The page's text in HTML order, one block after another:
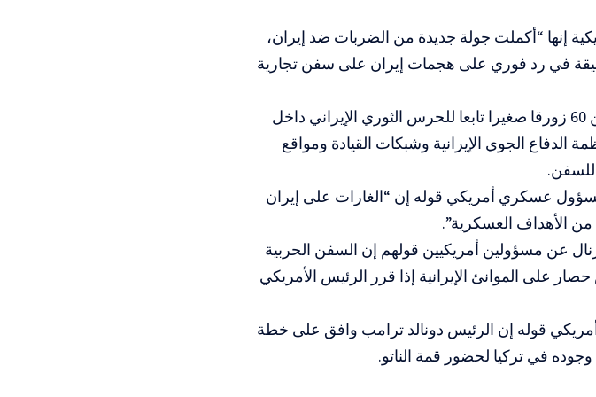
إنها “أكملت جولة جديدة من الضربات ضد إيران،
من 80 موقعا بذخائر دقيقة في رد فوري على هجمات إيران على سفن تجارية
وأضاف البيان أن الضربات استهدفت أكثر من 60 زورقا صغيرا تابعا للحرس الثوري الإيراني داخل
الجوي الإيرانية وشبكات القيادة ومواقع
للسفن.
عسكري أمريكي قوله إن “الغارات على إيران
الأهداف العسكرية”.
عن مسؤولين أمريكيين قولهم إن السفن الحربية
على الموانئ الإيرانية إذا قرر الرئيس الأمريكي
قوله إن الرئيس دونالد ترامب وافق على خطة
وجوده في تركيا لحضور قمة الناتو.